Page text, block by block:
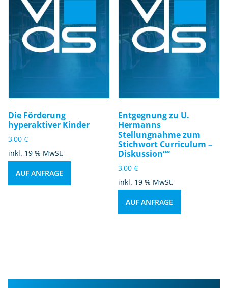
Die Förderung
hyperaktiver Kinder
3,00 €
inkl. 19 % MwSt.
AUF ANFRAGE
Entgegnung zu U.
Hermanns
Stellungnahme zum
Stichwort Curriculum –
Diskussion““
3,00€
inkl. 19 % MwSt.
AUF ANFRAGE